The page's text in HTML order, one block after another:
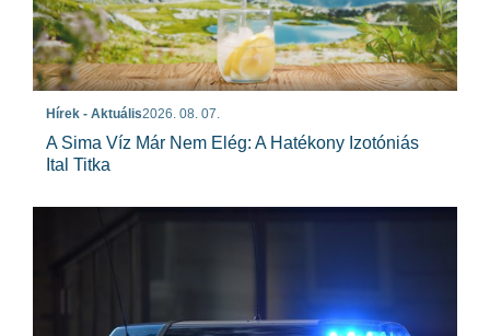
Hírek - Aktuális2026. 08. 07.
A Sima Víz Már Nem Elég: A Hatékony Izotóniás
Ital Titka